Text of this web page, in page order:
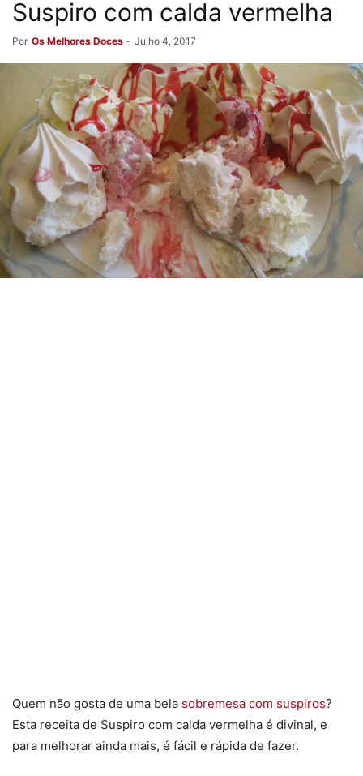
Suspiro com calda vermelha
Por Os Melhores Doces - Julho 4, 2017
Quem não gosta de uma bela sobremesa com suspiros?
Esta receita de Suspiro com calda vermelha é divinal, e
para melhorar ainda mais, é fácil e rápida de fazer.